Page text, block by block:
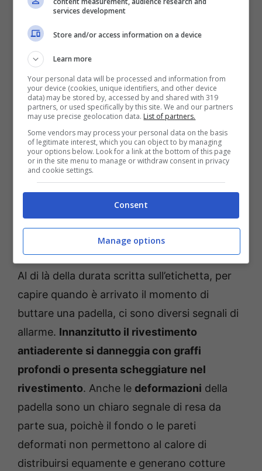
Padelle danneggiate – Giubileo Lauretano
Al di là della durata scritta sull’etichetta, per
capire quando è arrivato il momento di
buttare una padella, ci sono diversi segnali di
allarme. Innanzitutto il rivestimento
antiaderente si danneggia con graffi
profondi o presenta scheggiature nel
rivestimento. Anche le deformazioni della
padella sono un chiaro segnale di resa da
parte sua, poichè il fondo o le pareti
deformati non permettono al calore di
distribuirsi equamente e generano cotture
services development
Store and/or access information on a device
Learn more
Your personal data will be processed and information from
your device (cookies, unique identifiers, and other device
data) may be stored by, accessed by and shared with 319
partners, or used specifically by this site. We and our partners
may use precise geolocation data. List of partners.
Some vendors may process your personal data on the basis
of legitimate interest, which you can object to by managing
your options below. Look for a link at the bottom of this page
or in the site menu to manage or withdraw consent in privacy
and cookie settings.
Consent
Manage options